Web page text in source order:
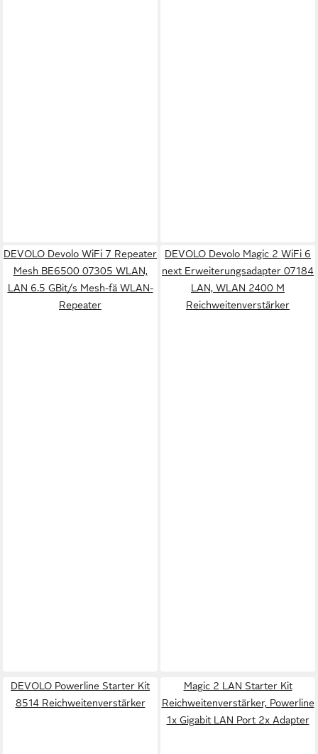
DEVOLO Devolo WiFi 7 Repeater
Mesh BE6500 07305 WLAN,
LAN 6.5 GBit/s Mesh-fä WLAN-
Repeater
DEVOLO Devolo Magic 2 WiFi 6
next Erweiterungsadapter 07184
LAN, WLAN 2400 M
Reichweitenverstärker
DEVOLO Powerline Starter Kit
8514 Reichweitenverstärker
Magic 2 LAN Starter Kit
Reichweitenverstärker, Powerline
1x Gigabit LAN Port 2x Adapter